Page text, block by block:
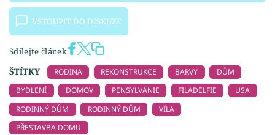
VSTOUPIT DO DISKUZE
Sdílejte článek
ŠTÍTKY
RODINA REKONSTRUKCE BARVY
DŮM
BYDLENÍ
DOMOV PENSYLVÁNIE FILADELFIE
USA
RODINNÝ DŮM
RODINNÝ DŮM
VÍLA
PŘESTAVBA DOMU